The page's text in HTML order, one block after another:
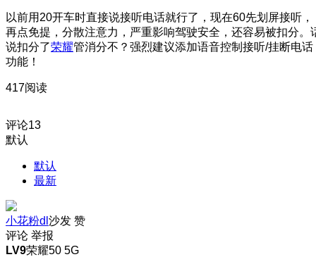
以前用20开车时直接说接听电话就行了，现在60先划屏接听，
再点免提，分散注意力，严重影响驾驶安全，还容易被扣分。
说扣分了荣耀管消分不？强烈建议添加语音控制接听/挂断电话
功能！
417阅读
评论13
默认
默认
最新
小花粉dl 沙发 赞
评论 举报
LV9荣耀50 5G